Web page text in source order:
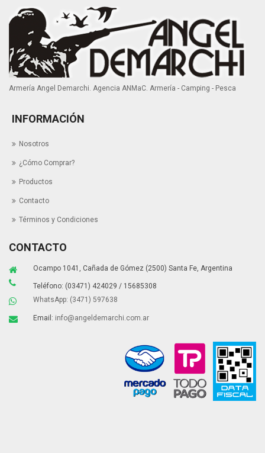
Armería Angel Demarchi. Agencia ANMaC. Armería - Camping - Pesca
INFORMACIÓN
Nosotros
¿Cómo Comprar?
Productos
Contacto
Términos y Condiciones
CONTACTO
Ocampo 1041, Cañada de Gómez (2500) Santa Fe, Argentina
Teléfono: (03471) 424029 / 15685308
WhatsApp: (3471) 597638
Email: info@angeldemarchi.com.ar